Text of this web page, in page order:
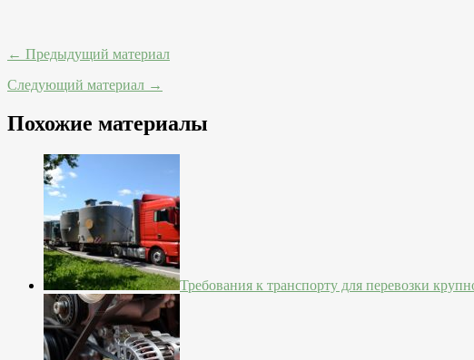
← Предыдущий материал
Следующий материал →
Похожие материалы
Требования к транспорту для перевозки